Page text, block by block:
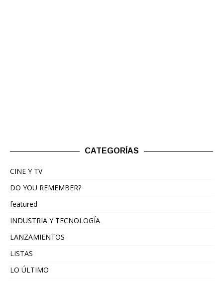
CATEGORÍAS
CINE Y TV
DO YOU REMEMBER?
featured
INDUSTRIA Y TECNOLOGÍA
LANZAMIENTOS
LISTAS
LO ÚLTIMO